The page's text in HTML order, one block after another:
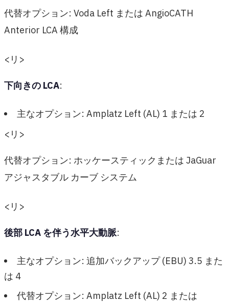
代替オプション: Voda Left または AngioCATH
Anterior LCA 構成
<リ>
下向きの LCA:
主なオプション: Amplatz Left (AL) 1 または 2
<リ>
代替オプション: ホッケースティックまたは JaGuar
アジャスタブル カーブ システム
<リ>
後部 LCA を伴う水平大動脈:
主なオプション: 追加バックアップ (EBU) 3.5 また
は 4
代替オプション: Amplatz Left (AL) 2 または